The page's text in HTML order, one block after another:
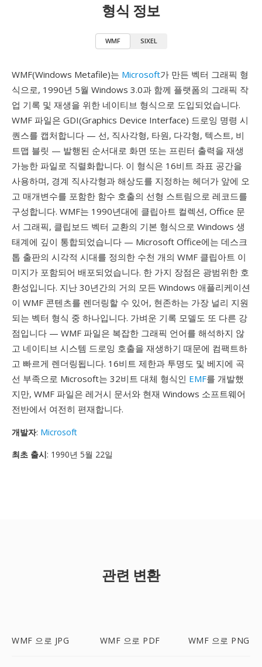
형식 정보
WMF SIXEL
WMF(Windows Metafile)는 Microsoft가 만든 벡터 그래픽 형
식으로, 1990년 5월 Windows 3.0과 함께 플랫폼의 그래픽 작
업 기록 및 재생을 위한 네이티브 형식으로 도입되었습니다.
WMF 파일은 GDI(Graphics Device Interface) 드로잉 명령 시
퀀스를 캡처합니다 — 선, 직사각형, 타원, 다각형, 텍스트, 비
트맵 블릿 — 발행된 순서대로 화면 또는 프린터 출력을 재생
가능한 파일로 직렬화합니다. 이 형식은 16비트 좌표 공간을
사용하며, 경계 직사각형과 해상도를 지정하는 헤더가 앞에 오
고 매개변수를 포함한 함수 호출의 선형 스트림으로 레코드를
구성합니다. WMF는 1990년대에 클립아트 컬렉션, Office 문
서 그래픽, 클립보드 벡터 교환의 기본 형식으로 Windows 생
태계에 깊이 통합되었습니다 — Microsoft Office에는 데스크
톱 출판의 시각적 시대를 정의한 수천 개의 WMF 클립아트 이
미지가 포함되어 배포되었습니다. 한 가지 장점은 광범위한 호
환성입니다. 지난 30년간의 거의 모든 Windows 애플리케이션
이 WMF 콘텐츠를 렌더링할 수 있어, 현존하는 가장 널리 지원
되는 벡터 형식 중 하나입니다. 가벼운 기록 모델도 또 다른 강
점입니다 — WMF 파일은 복잡한 그래픽 언어를 해석하지 않
고 네이티브 시스템 드로잉 호출을 재생하기 때문에 컴팩트하
고 빠르게 렌더링됩니다. 16비트 제한과 투명도 및 베지에 곡
선 부족으로 Microsoft는 32비트 대체 형식인 EMF를 개발했
지만, WMF 파일은 레거시 문서와 현재 Windows 소프트웨어
전반에서 여전히 편재합니다.
개발자: Microsoft
최초 출시: 1990년 5월 22일
관련 변환
WMF 으로 JPG WMF 으로 PDF WMF 으로 PNG